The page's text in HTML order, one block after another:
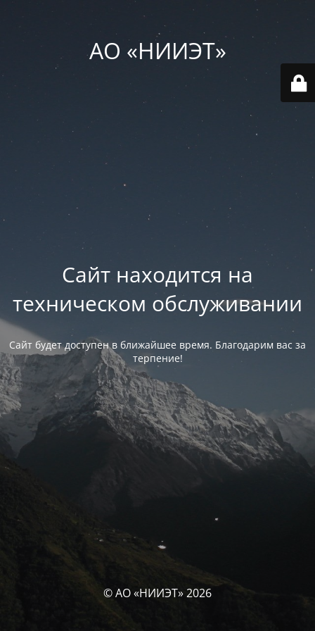
АО «НИИЭТ»
Сайт находится на
техническом обслуживании
Сайт будет доступен в ближайшее время. Благодарим вас за
терпение!
© АО «НИИЭТ» 2026